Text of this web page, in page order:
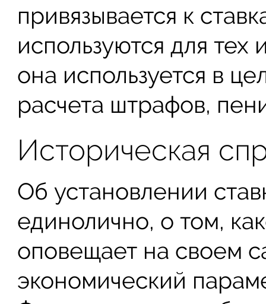
привязывается к
используются для
она используется в
расчета штрафов,
Историческая
Об установлении
единолично, о том,
оповещает на своем
экономический